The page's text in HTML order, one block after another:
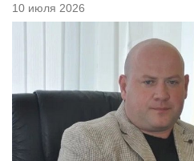
10 июля 2026